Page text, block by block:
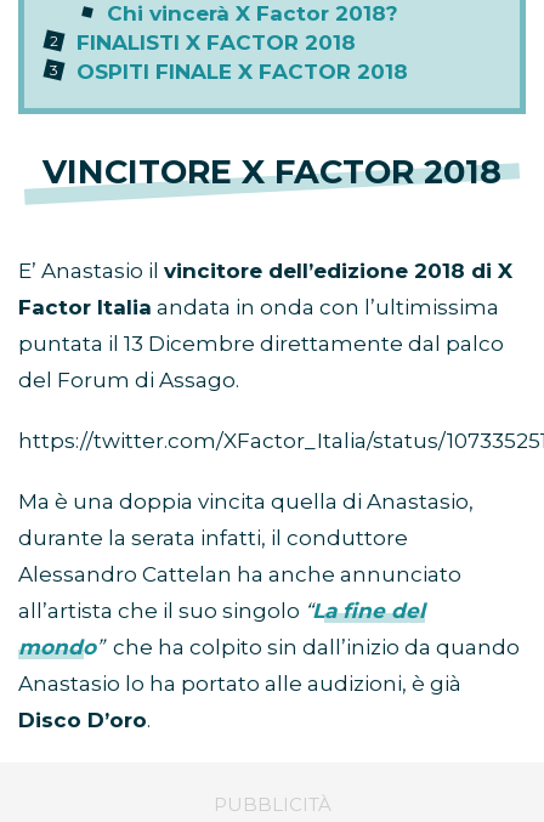
Chi vincerà X Factor 2018?
FINALISTI X FACTOR 2018
OSPITI FINALE X FACTOR 2018
VINCITORE X FACTOR 2018
E’ Anastasio il vincitore dell’edizione 2018 di X
Factor Italia andata in onda con l’ultimissima
puntata il 13 Dicembre direttamente dal palco
del Forum di Assago.
https://twitter.com/XFactor_Italia/status/
Ma è una doppia vincita quella di Anastasio,
durante la serata infatti, il conduttore
Alessandro Cattelan ha anche annunciato
all’artista che il suo singolo “La fine del
mondo” che ha colpito sin dall’inizio da quando
Anastasio lo ha portato alle audizioni, è già
Disco D’oro.